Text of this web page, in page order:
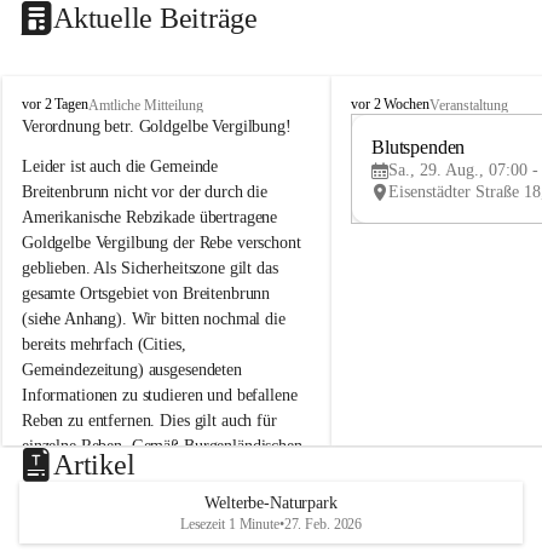
Aktuelle Beiträge
B
r
i
t
e
n
b
r
u
n
n
a
m
N
e
u
s
d
vor 2 TagenAmtliche Mitteilung
Verordnung betr. Goldgelbe Vergilbung!
Leider ist auch die Gemeinde
Breitenbrunn nicht vor der durch die
Amerikanische Rebzikade übertragene
Goldgelbe Vergilbung der Rebe verschont
geblieben. Als Sicherheitszone gilt das
gesamte Ortsgebiet von Breitenbrunn
(siehe Anhang). Wir bitten nochmal die
bereits mehrfach (Cities,
Gemeindezeitung) ausgesendeten
Informationen zu studieren und befallene
Reben zu entfernen. Dies gilt auch für
einzelne Reben. Gemäß Burgenländischen
Weinbaugesetz sind nicht gepflegte oder
unzulässige Weingärten zu roden! Bitte
helfen wir zusammen um unsere Winzer
vor den prognostizierten Ernteausfällen
B
e
u
e
d
vor 2 WochenVeranstaltung
Blutspenden
Sa., 29. Aug., 07:00 -
Artikel
Welterbe-Naturpark
Lesezeit 1 Minute•27. Feb. 2026